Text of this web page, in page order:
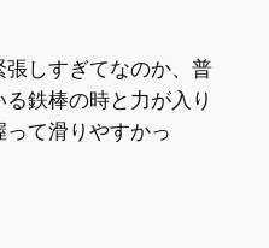
張しすぎてなのか、普
鉄棒の時と力が入り
て滑りやすかっ